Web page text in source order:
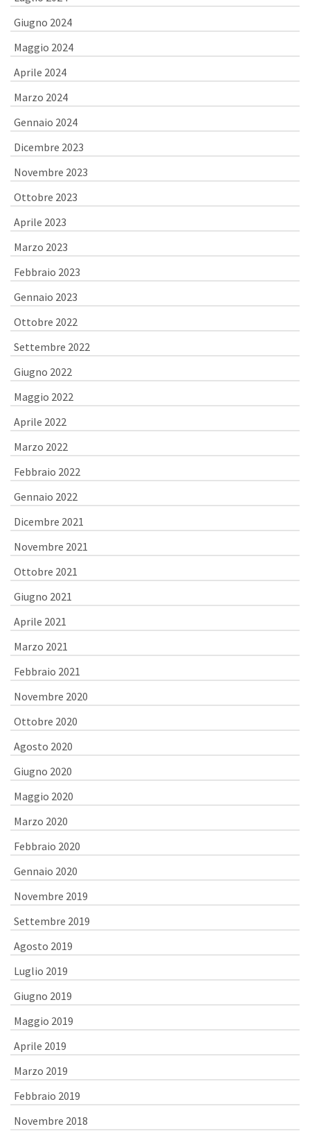
Giugno 2024
Maggio 2024
Aprile 2024
Marzo 2024
Gennaio 2024
Dicembre 2023
Novembre 2023
Ottobre 2023
Aprile 2023
Marzo 2023
Febbraio 2023
Gennaio 2023
Ottobre 2022
Settembre 2022
Giugno 2022
Maggio 2022
Aprile 2022
Marzo 2022
Febbraio 2022
Gennaio 2022
Dicembre 2021
Novembre 2021
Ottobre 2021
Giugno 2021
Aprile 2021
Marzo 2021
Febbraio 2021
Novembre 2020
Ottobre 2020
Agosto 2020
Giugno 2020
Maggio 2020
Marzo 2020
Febbraio 2020
Gennaio 2020
Novembre 2019
Settembre 2019
Agosto 2019
Luglio 2019
Giugno 2019
Maggio 2019
Aprile 2019
Marzo 2019
Febbraio 2019
Novembre 2018